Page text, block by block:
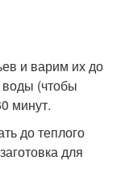
и варим их до
воды (чтобы
минут.
до теплого
для